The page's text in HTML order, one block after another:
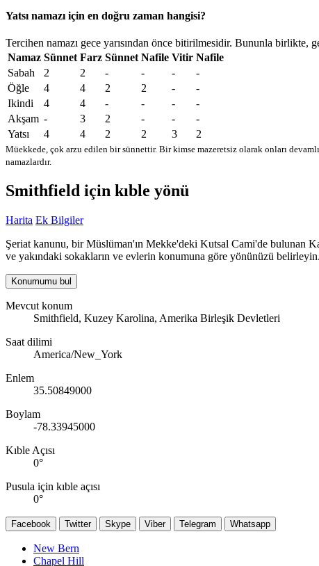
Yatsı namazı için en doğru zaman hangisi?
Tercihen namazı gece yarısından önce bitirilmesidir. Bununla birlikte,
Namaz Sünnet Farz Sünnet Nafile Vitir Nafile
Sabah
2 2 - - -
-
Öğle
4 4 2 2 -
-
Ikindi
4 4 - - -
-
Akşam - 3 2 - -
-
Yatsı
4 4 2 2 3 2
Müekkede, çok arzu edilen bir sünnettir. Bir kimse mazeretsiz olarak onları
namazlardır.
Smithfield için kıble yönü
Harita Ek Bilgiler
Şeriat kanunu, bir Müslüman'ın Mekke'deki Kutsal Cami'de bulunan
ve yakındaki sokakların ve evlerin konumuna göre yönünüzü belirleyin.
Konumumu bul
Mevcut konum
Smithfield, Kuzey Karolina, Amerika Birleşik Devletleri
Saat dilimi
America/New_York
Enlem
35.50849000
Boylam
-78.33945000
Kıble Açısı
0°
Pusula için kıble açısı
0°
Facebook Twitter Skype Viber Telegram Whatsapp
New Bern
Chapel Hill